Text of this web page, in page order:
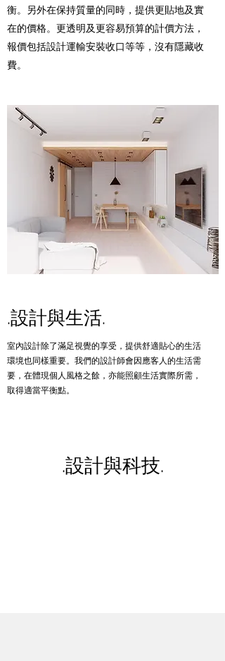
衡。另外在保持質量的同時，提供更貼地及實
在的價格。更透明及更容易預算的計價方法，
報價包括設計運輸安裝收口等等，沒有隱藏收
費。
.設計與生活.
室內設計除了滿足視覺的享受，提供舒適貼心的生活
環境也同樣重要。我們的設計師會因應客人的生活需
要，在體現個人風格之餘，亦能照顧生活實際所需，
取得適當平衡點。
.設計與科技.